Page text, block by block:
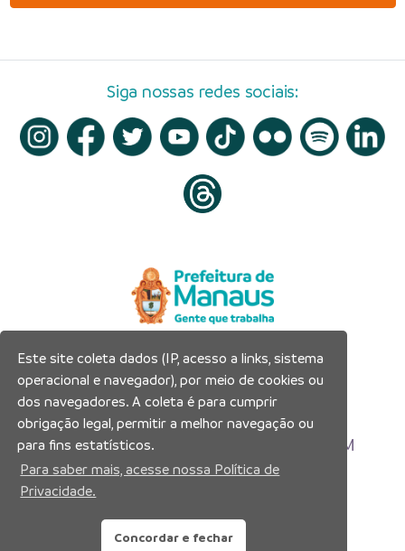
Siga nossas redes sociais:
Prefeitura Municipal de Manaus
Município de Manaus
CNPJ:04.365.326.0001-73
Av. Brasil, 2971 – Compensa, Manaus-AM
CEP: 69036-110
Este site coleta dados (IP, acesso a links, sistema
operacional e navegador), por meio de cookies ou
dos navegadores. A coleta é para cumprir
obrigação legal, permitir a melhor navegação ou
para fins estatísticos.
Para saber mais, acesse nossa Política de
Privacidade.
Concordar e fechar